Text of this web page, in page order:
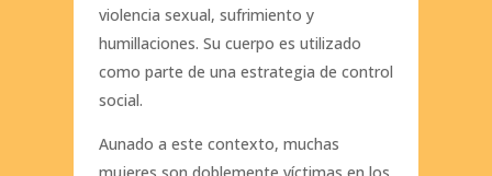
violencia sexual, sufrimiento y
humillaciones. Su cuerpo es utilizado
como parte de una estrategia de control
social.
Aunado a este contexto, muchas